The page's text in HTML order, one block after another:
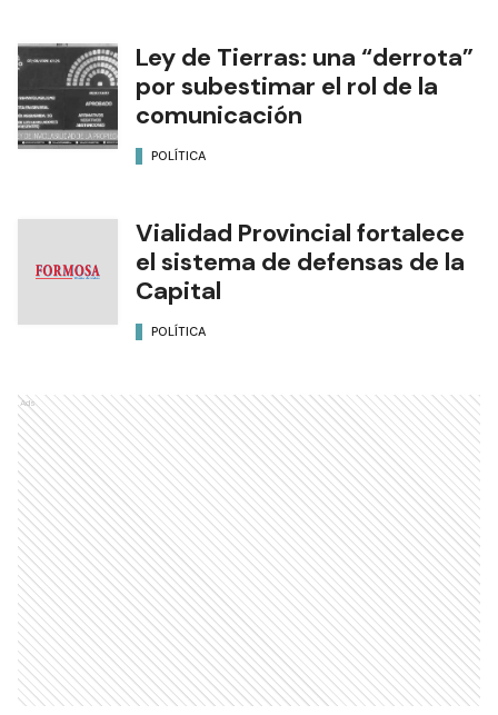
Ley de Tierras: una “derrota”
por subestimar el rol de la
comunicación
POLÍTICA
Vialidad Provincial fortalece
el sistema de defensas de la
Capital
POLÍTICA
Ads